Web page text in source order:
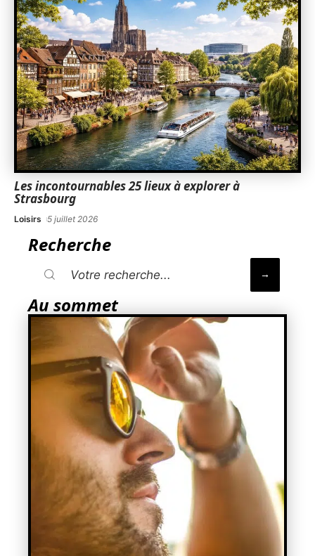
Les incontournables 25 lieux à explorer à
Strasbourg
Loisirs 5 juillet 2026
Recherche
Au sommet